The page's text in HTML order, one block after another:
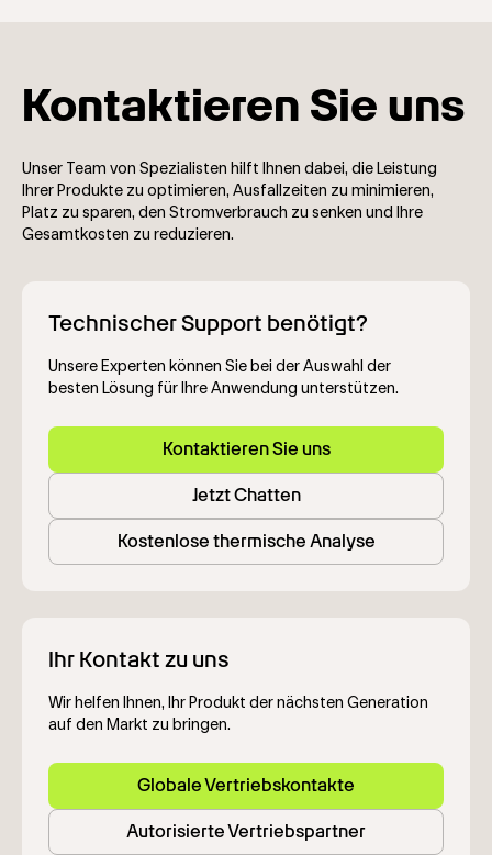
Kontaktieren Sie uns
Unser Team von Spezialisten hilft Ihnen dabei, die Leistung
Ihrer Produkte zu optimieren, Ausfallzeiten zu minimieren,
Platz zu sparen, den Stromverbrauch zu senken und Ihre
Gesamtkosten zu reduzieren.
Technischer Support benötigt?
Unsere Experten können Sie bei der Auswahl der
besten Lösung für Ihre Anwendung unterstützen.
Kontaktieren Sie uns
Jetzt Chatten
Kostenlose thermische Analyse
Ihr Kontakt zu uns
Wir helfen Ihnen, Ihr Produkt der nächsten Generation
auf den Markt zu bringen.
Globale Vertriebskontakte
Autorisierte Vertriebspartner